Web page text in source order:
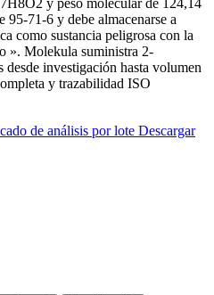
71-6 y debe almacenarse a
como sustancia peligrosa con la
». Molekula suministra 2-
investigación hasta volumen
y trazabilidad ISO
de análisis por lote Descargar